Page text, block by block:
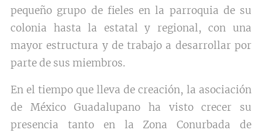
pequeño grupo de fieles en la parroquia de su
colonia hasta la estatal y regional, con una
mayor estructura y de trabajo a desarrollar por
parte de sus miembros.
En el tiempo que lleva de creación, la asociación
de México Guadalupano ha visto crecer su
presencia tanto en la Zona Conurbada de